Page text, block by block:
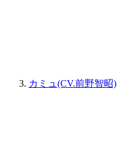
カミュ(CV.前野智昭)